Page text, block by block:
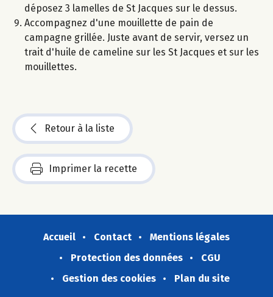
déposez 3 lamelles de St Jacques sur le dessus.
Accompagnez d'une mouillette de pain de
campagne grillée. Juste avant de servir, versez un
trait d'huile de cameline sur les St Jacques et sur les
mouillettes.
Retour à la liste
Imprimer la recette
Accueil Contact
Mentions légales
Protection des données
CGU
Gestion des cookies
Plan du site